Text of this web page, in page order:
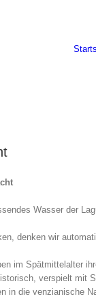
Wasser der
denken wir
im Spätmittelalter
verspielt mit
in die venzianische